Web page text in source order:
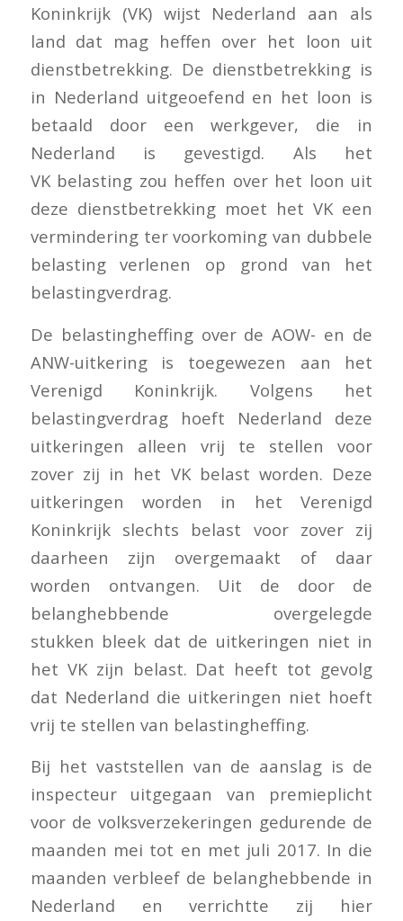
Koninkrijk (VK) wijst Nederland aan als
land dat mag heffen over het loon uit
dienstbetrekking. De dienstbetrekking is
in Nederland uitgeoefend en het loon is
betaald door een werkgever, die in
Nederland is gevestigd. Als het
VK belasting zou heffen over het loon uit
deze dienstbetrekking moet het VK een
vermindering ter voorkoming van dubbele
belasting verlenen op grond van het
belastingverdrag.
De belastingheffing over de AOW- en de
ANW-uitkering is toegewezen aan het
Verenigd Koninkrijk. Volgens het
belastingverdrag hoeft Nederland deze
uitkeringen alleen vrij te stellen voor
zover zij in het VK belast worden. Deze
uitkeringen worden in het Verenigd
Koninkrijk slechts belast voor zover zij
daarheen zijn overgemaakt of daar
worden ontvangen. Uit de door de
belanghebbende overgelegde
stukken bleek dat de uitkeringen niet in
het VK zijn belast. Dat heeft tot gevolg
dat Nederland die uitkeringen niet hoeft
vrij te stellen van belastingheffing.
Bij het vaststellen van de aanslag is de
inspecteur uitgegaan van premieplicht
voor de volksverzekeringen gedurende de
maanden mei tot en met juli 2017. In die
maanden verbleef de belanghebbende in
Nederland en verrichtte zij hier